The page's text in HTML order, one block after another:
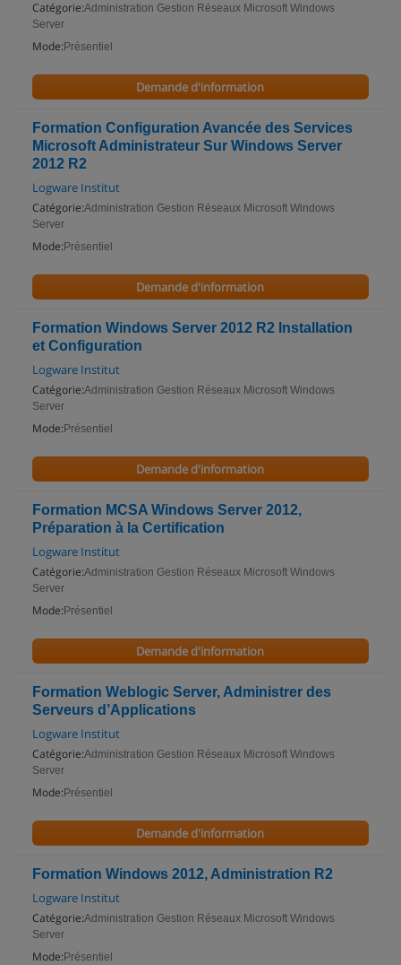
Catégorie:Administration Gestion Réseaux Microsoft Windows
Server
Mode: Présentiel
Demande d'information
Formation Configuration Avancée des Services
Microsoft Administrateur Sur Windows Server
2012 R2
Logware Institut
Catégorie:Administration Gestion Réseaux Microsoft Windows
Server
Mode: Présentiel
Demande d'information
Formation Windows Server 2012 R2 Installation
et Configuration
Logware Institut
Catégorie:Administration Gestion Réseaux Microsoft Windows
Server
Mode: Présentiel
Demande d'information
Formation MCSA Windows Server 2012,
Préparation à la Certification
Logware Institut
Catégorie:Administration Gestion Réseaux Microsoft Windows
Server
Mode: Présentiel
Demande d'information
Formation Weblogic Server, Administrer des
Serveurs d’Applications
Logware Institut
Catégorie:Administration Gestion Réseaux Microsoft Windows
Server
Mode: Présentiel
Demande d'information
Formation Windows 2012, Administration R2
Logware Institut
Catégorie:Administration Gestion Réseaux Microsoft Windows
Server
Mode: Présentiel